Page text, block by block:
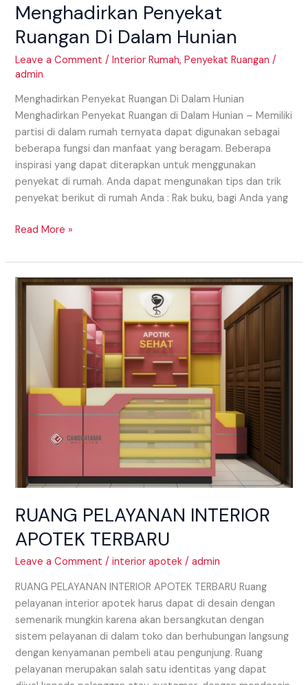
Menghadirkan Penyekat
Ruangan Di Dalam Hunian
Leave a Comment /Interior Rumah,Penyekat Ruangan /
admin
Menghadirkan Penyekat Ruangan Di Dalam Hunian
Menghadirkan Penyekat Ruangan di Dalam Hunian – Memiliki
partisi di dalam rumah ternyata dapat digunakan sebagai
beberapa fungsi dan manfaat yang beragam. Beberapa
inspirasi yang dapat diterapkan untuk menggunakan
penyekat di rumah. Anda dapat mengunakan tips dan trik
penyekat berikut di rumah Anda : Rak buku, bagi Anda yang
Read More »
RUANG PELAYANAN INTERIOR
APOTEK TERBARU
Leave a Comment /interior apotek /admin
RUANG PELAYANAN INTERIOR APOTEK TERBARU Ruang
pelayanan interior apotek harus dapat di desain dengan
semenarik mungkin karena akan bersangkutan dengan
sistem pelayanan di dalam toko dan berhubungan langsung
dengan kenyamanan pembeli atau pengunjung. Ruang
pelayanan merupakan salah satu identitas yang dapat
RUANG
PELAYANAN
INTERIOR